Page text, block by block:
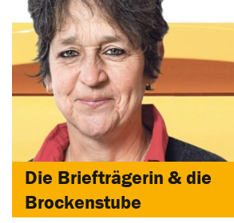
Die Briefträgerin & die
Brockenstube